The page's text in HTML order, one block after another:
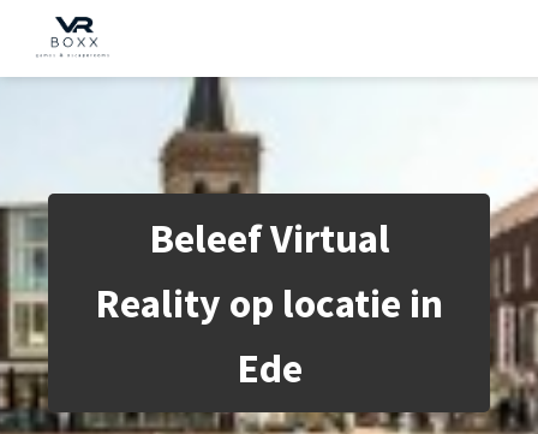
Beleef Virtual
Reality op locatie in
Ede